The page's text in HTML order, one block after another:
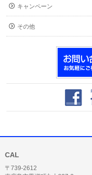
キャンペーン
その他
CAL
〒739-2612